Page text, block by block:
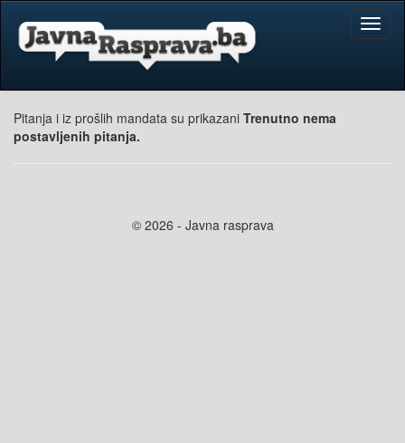
Pitanja i iz prošlih mandata su prikazani Trenutno nema
postavljenih pitanja.
© 2026 - Javna rasprava